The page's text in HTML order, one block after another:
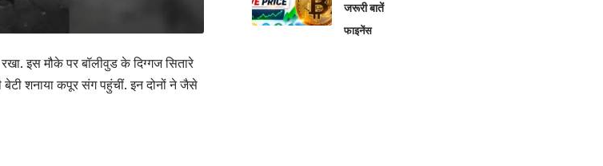
इस मौके पर बॉलीवुड के दिग्गज सितारे
शनाया कपूर संग पहुंचीं. इन दोनों ने जैसे
जरूरी बातें
फाइनेंस